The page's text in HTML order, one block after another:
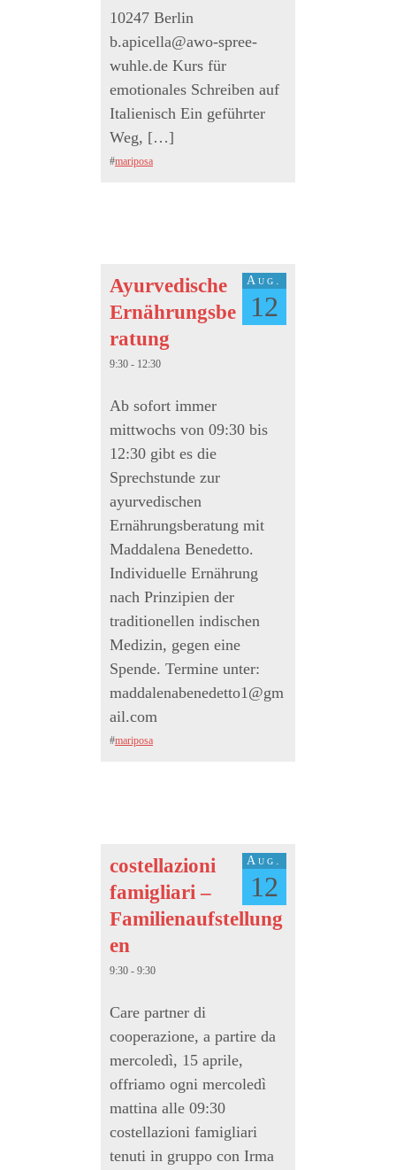
10247 Berlin
b.apicella@awo-spree-
wuhle.de Kurs für
emotionales Schreiben auf
Italienisch Ein geführter
Weg, […]
#mariposa
Aug.
12
Ayurvedische
Ernährungsbe
ratung
9:30 - 12:30
Ab sofort immer
mittwochs von 09:30 bis
12:30 gibt es die
Sprechstunde zur
ayurvedischen
Ernährungsberatung mit
Maddalena Benedetto.
Individuelle Ernährung
nach Prinzipien der
traditionellen indischen
Medizin, gegen eine
Spende. Termine unter:
maddalenabenedetto1@gm
ail.com
#mariposa
Aug.
12
costellazioni
famigliari –
Familienaufstellung
en
9:30 - 9:30
Care partner di
cooperazione, a partire da
mercoledì, 15 aprile,
offriamo ogni mercoledì
mattina alle 09:30
costellazioni famigliari
tenuti in gruppo con Irma